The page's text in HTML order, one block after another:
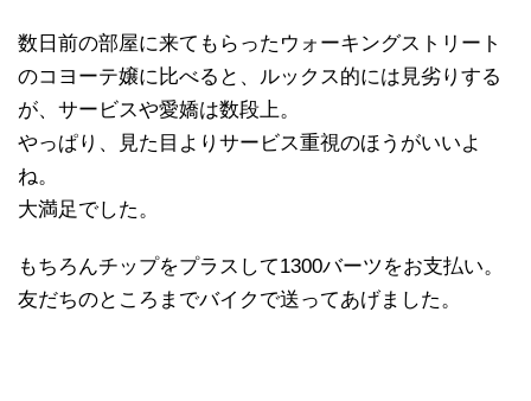
数日前の部屋に来てもらったウォーキングストリート
のコヨーテ嬢に比べると、ルックス的には見劣りする
が、サービスや愛嬌は数段上。
やっぱり、見た目よりサービス重視のほうがいいよ
ね。
大満足でした。
もちろんチップをプラスして1300バーツをお支払い。
友だちのところまでバイクで送ってあげました。